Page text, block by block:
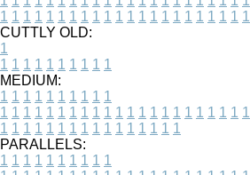
1 1 1 1 1 1 1 1 1 1 1 1 1 1 1 1 1 1 1 1 1 1
CUTTLY OLD:
1
1 1 1 1 1 1 1 1 1 1
MEDIUM:
1 1 1 1 1 1 1 1 1 1
1 1 1 1 1 1 1 1 1 1 1 1 1 1 1 1 1 1 1 1 1 1
1 1 1 1 1 1 1 1 1 1 1 1 1 1 1 1
PARALLELS:
1 1 1 1 1 1 1 1 1 1